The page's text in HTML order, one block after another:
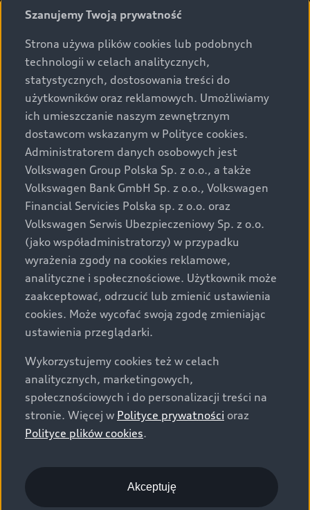
rozumieniu art. 5561§2 Kodeksu cywilnego oraz art.
Podane kwoty są rekomendowane i obejmują podatek
VAT (23%), chyba że inaczej zaznaczono.
Audi zastrzega sobie możliwość wprowadzenia zmian w
prezentowanych wersjach. Przedstawione detale
wyposażenia mogą różnić się od specyfikacji
przewidzianej na rynek polski. Zamieszczone zdjęcia
mogą przedstawiać wyposażenie opcjonalne, dostępne
za dopłatą. Wiążące ustalenie ceny, wyposażenia i
specyfikacji pojazdu następują w umowie sprzedaży, a
określenie parametrów technicznych zawiera
świadectwo homologacji typu pojazdu. Zastrzegamy
sobie prawo do zmian i pomyłek. Wszelkie informacje
prezentowane na stronie są aktualne na dzień ich
zamieszczania. W celu uzyskania najnowszych
informacji prosimy kontaktować się z Partnerem Marki
Audi.
Wszystkie produkowane obecnie samochody marki Audi
są wykonywane z materiałów spełniających pod
względem możliwości odzysku i recyklingu wymagania
określone w normie ISO 22628 i są zgodne z
europejskimi świadectwami homologacji wydanymi wg
o.o. podlega obowiązkowi zapewnienia wszystkim
użytkownikom samochodów marki Volkswagen sieci
odbioru pojazdów po wycofaniu ich z eksploatacji,
Szanujemy Twoją prywatność
Strona używa plików cookies lub podobnych
technologii w celach analitycznych,
statystycznych, dostosowania treści do
użytkowników oraz reklamowych. Umożliwiamy
ich umieszczanie naszym zewnętrznym
dostawcom wskazanym w Polityce cookies.
Administratorem danych osobowych jest
Volkswagen Group Polska Sp. z o.o., a także
Volkswagen Bank GmbH Sp. z o.o., Volkswagen
Financial Servicies Polska sp. z o.o. oraz
Volkswagen Serwis Ubezpieczeniowy Sp. z o.o.
(jako współadministratorzy) w przypadku
wyrażenia zgody na cookies reklamowe,
analityczne i społecznościowe. Użytkownik może
zaakceptować, odrzucić lub zmienić ustawienia
cookies. Może wycofać swoją zgodę zmieniając
ustawienia przeglądarki.
Wykorzystujemy cookies też w celach
analitycznych, marketingowych,
społecznościowych i do personalizacji treści na
stronie. Więcej w Polityce prywatności oraz
Polityce plików cookies.
Akceptuję